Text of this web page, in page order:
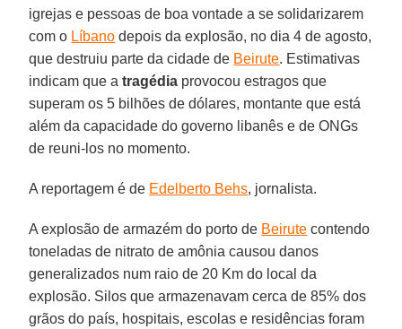
igrejas e pessoas de boa vontade a se solidarizarem
com o Líbano depois da explosão, no dia 4 de agosto,
que destruiu parte da cidade de Beirute. Estimativas
indicam que atragédia provocou estragos que
superam os 5 bilhões de dólares, montante que está
além da capacidade do governo libanês e de ONGs
de reuni-los no momento.
A reportagem é de Edelberto Behs, jornalista.
A explosão de armazém do porto de Beirute contendo
toneladas de nitrato de amônia causou danos
generalizados num raio de 20 Km do local da
explosão. Silos que armazenavam cerca de 85% dos
grãos do país, hospitais, escolas e residências foram